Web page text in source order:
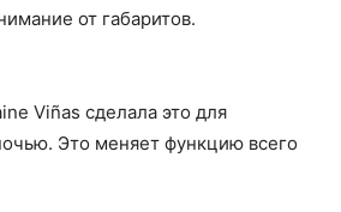
от габаритов.
Viñas сделала это для
Это меняет функцию всего